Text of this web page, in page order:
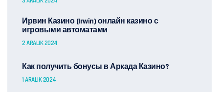
Ирвин Казино (Irwin) онлайн казино с
игровыми автоматами
2 ARALIK 2024
Как получить бонусы в Аркада Казино?
1 ARALIK 2024